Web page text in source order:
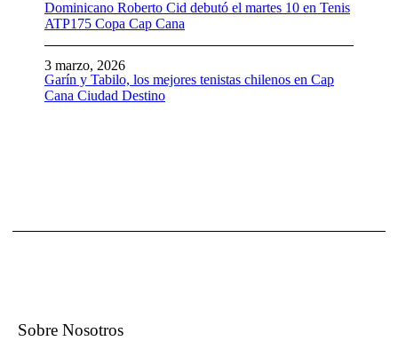
Dominicano Roberto Cid debutó el martes 10 en Tenis
ATP175 Copa Cap Cana
Garín y Tabilo, los mejores tenistas chilenos en Cap
Cana Ciudad Destino
3 marzo, 2026
Sobre Nosotros